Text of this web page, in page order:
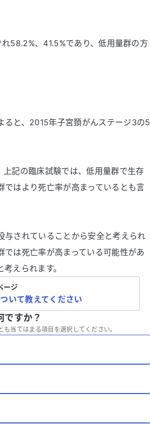
れ58.2%、41.5%であり、低用量群の方
ると、2015年子宮頚がんステージ3の5
記の臨床試験では、低用量群で生存
はより死亡率が高まっているとも言
与されていることから安全と考えられ
は死亡率が高まっている可能性があ
えられます。
ージ
いて教えてください
ですか？
も当てはまる項目を選択してください。